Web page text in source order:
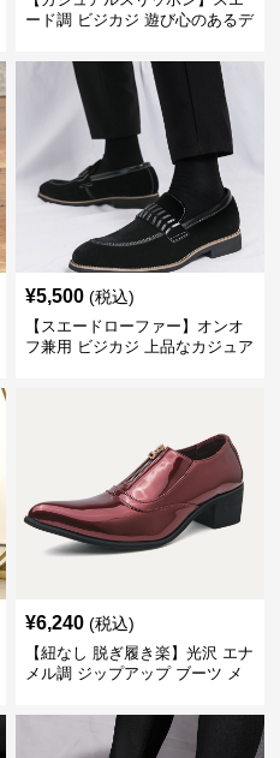
ード調 ビジカジ 遊び心のあるデ
表現
¥5,500 (税込)
【スエードローファー】オンオ
フ兼用 ビジカジ 上品なカジュア
¥6,240 (税込)
【紐なし 脱ぎ履き楽】光沢 エナ
メル調 ジップアップ ブーツ メ
最強